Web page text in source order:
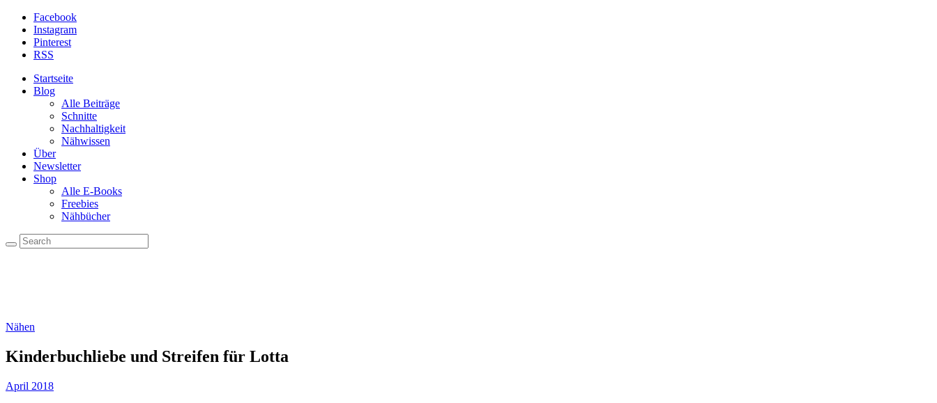
Facebook
Instagram
Pinterest
RSS
Startseite
Blog
Alle Beiträge
Schnitte
Nachhaltigkeit
Nähwissen
Über
Newsletter
Shop
Alle E-Books
Freebies
Nähbücher
Nähen
Kinderbuchliebe und Streifen für Lotta
April 2018